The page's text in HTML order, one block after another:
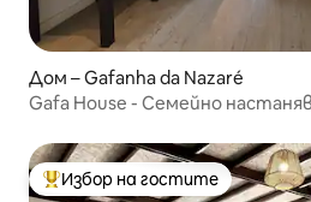
Дом – Gafanha da Nazaré
Gafa House - Семейно
Най-популярен избор на
Избор на гостите